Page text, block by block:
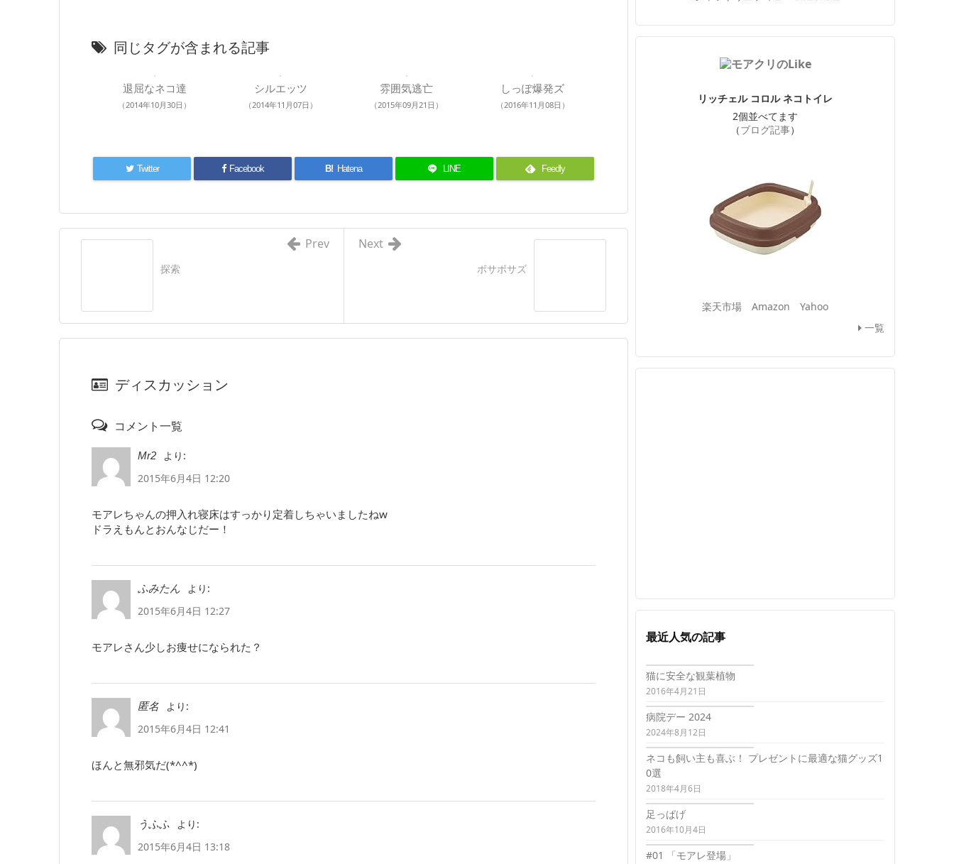
同じタグが含まれる記事
退屈なネコ達
（2014年10月30日）
シルエッツ
（2014年11月07日）
雰囲気逃亡
（2015年09月21日）
しっぽ爆発ズ
（2016年11月08日）
Twitter Facebook B! Hatena LINE Feedly
ボサボサズ
Next
探索
Prev
ディスカッション
コメント一覧
Mr2
より:
2015年6月4日 12:20
モアレちゃんの押入れ寝床はすっかり定着しちゃいましたねw
ドラえもんとおんなじだー！
ふみたん
より:
2015年6月4日 12:27
モアレさん少しお痩せになられた？
匿名
より:
2015年6月4日 12:41
ほんと無邪気だ(*^^*)
うふふ
より:
2015年6月4日 13:18
リッチェル コロル ネコトイレ
2個並べてます
（ブログ記事）
楽天市場 Amazon
Yahoo
一覧
最近人気の記事
猫に安全な観葉植物
2016年4月21日
病院デー 2024
2024年8月12日
ネコも飼い主も喜ぶ！ プレゼントに最適な猫グッズ1
0選
2018年4月6日
足っぱげ
2016年10月4日
#01 「モアレ登場」